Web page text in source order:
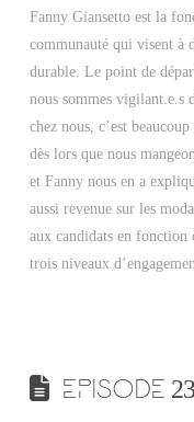
Fanny Giansetto est la
communauté qui visent à
durable. Le point de
nous sommes vigilant.e.s
chez nous, c’est
dès lors que nous
et Fanny nous en a
aussi revenue sur les
aux candidats en fonction
trois niveaux
EPISODE